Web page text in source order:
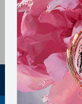
Como comprar
Preguntas frecuentes